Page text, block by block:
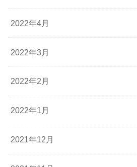
2022年4月
2022年3月
2022年2月
2022年1月
2021年12月